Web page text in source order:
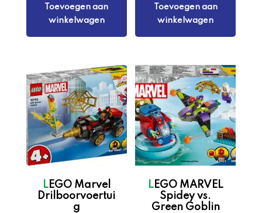
Toevoegen aan
winkelwagen
Toevoegen aan
winkelwagen
LEGO Marvel
Drilboorvoertui
g
LEGO MARVEL
Spidey vs.
Green Goblin